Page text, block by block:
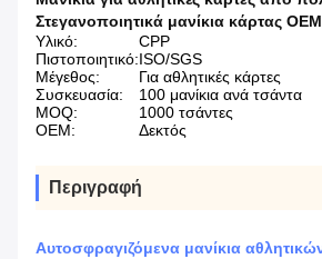
Στεγανοποιητικά μανίκια κάρτας OEM
Υλικό:
CPP
Πιστοποιητικό:ISO/SGS
Μέγεθος:
Για αθλητικές κάρτες
Συσκευασία:
100 μανίκια ανά τσάντα
MOQ:
1000 τσάντες
OEM:
Δεκτός
Περιγραφή
Αυτοσφραγιζόμενα μανίκια